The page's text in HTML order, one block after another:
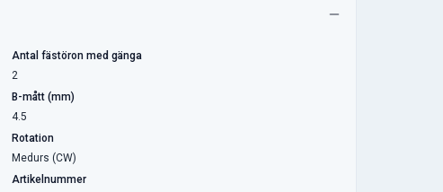
Antal fästöron med gänga
2
B-mått (mm)
4.5
Rotation
Medurs (CW)
Artikelnummer